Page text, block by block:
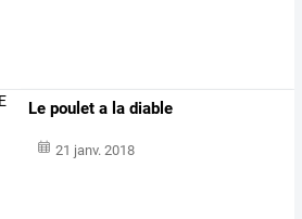
Le poulet a la diable
21 janv. 2018